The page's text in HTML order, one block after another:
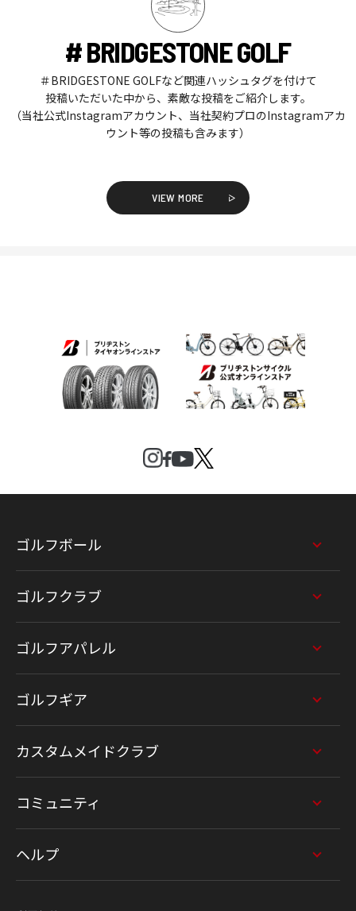
# BRIDGESTONE GOLF
＃BRIDGESTONE GOLFなど関連ハッシュタグを付けて
投稿いただいた中から、素敵な投稿をご紹介します。
（当社公式Instagramアカウント、当社契約プロのInstagramアカ
ウント等の投稿も含みます）
VIEW MORE
ゴルフボール
ゴルフクラブ
ゴルフアパレル
ゴルフギア
カスタムメイドクラブ
コミュニティ
ヘルプ